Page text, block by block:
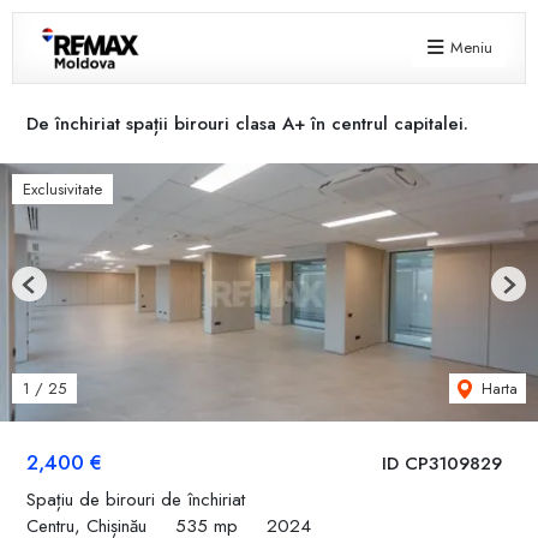
Meniu
De închiriat spații birouri clasa A+ în centrul capitalei.
ID CP3109829
2,400 €
Spațiu de birouri de închiriat
Centru, Chișinău
535 mp 2024
Exclusivitate
1 / 25 Harta
Previous Next